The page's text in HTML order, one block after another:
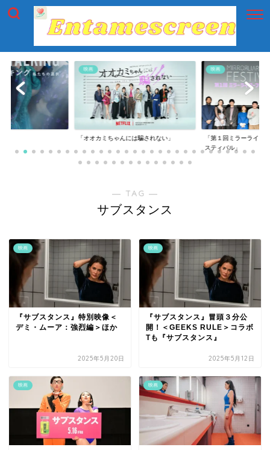
映画
「オオカミちゃんには騙されない」
映画
「第１回ミラーライア
スティバル」
― TAG ―
サブスタンス
映画
『サブスタンス』特別映像＜
デミ・ムーア：強烈編＞ほか
2025年5月20日
映画
『サブスタンス』冒頭３分公
開！＜GEEKS RULE＞コラボ
Tも『サブスタンス』
2025年5月12日
映画 映画